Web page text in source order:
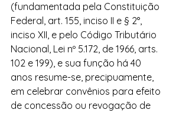
(fundamentada pela Constituição
Federal, art. 155, inciso II e § 2°,
inciso XII, e pelo Código Tributário
Nacional, Lei nº 5.172, de 1966, arts.
102 e 199), e sua função há 40
anos resume-se, precipuamente,
em celebrar convênios para efeito
de concessão ou revogação de